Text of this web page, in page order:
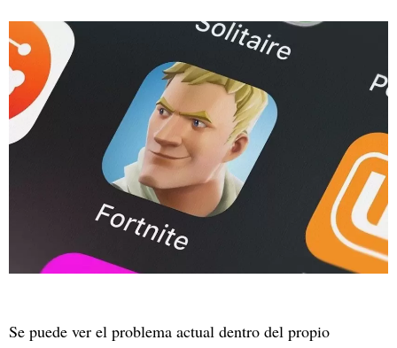
Se puede ver el problema actual dentro del propio